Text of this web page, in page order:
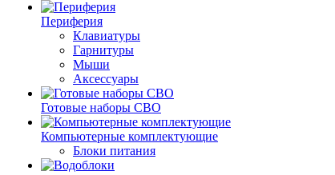
Периферия
Клавиатуры
Гарнитуры
Мыши
Аксессуары
Готовые наборы СВО
Компьютерные комплектующие
Блоки питания